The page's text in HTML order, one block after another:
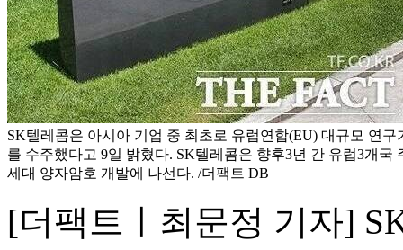
SK텔레콤은 아시아 기업 중 최초로 유럽연합(EU) 대규모 연
를 수주했다고 9일 밝혔다. SK텔레콤은 향후3년 간 유럽3개국
세대 양자암호 개발에 나선다. /더팩트 DB
[더팩트ㅣ최문정 기자]